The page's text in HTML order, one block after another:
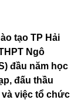
tạo TP Hải
Ngô
đầu năm học
đấu thầu
việc tổ chức